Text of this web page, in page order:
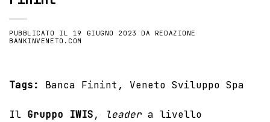
PUBBLICATO IL 19 GIUGNO 2023 DA REDAZIONE
BANKINVENETO.COM
Tags: Banca Finint , Veneto Sviluppo Spa
Il Gruppo IWIS, leader a livello